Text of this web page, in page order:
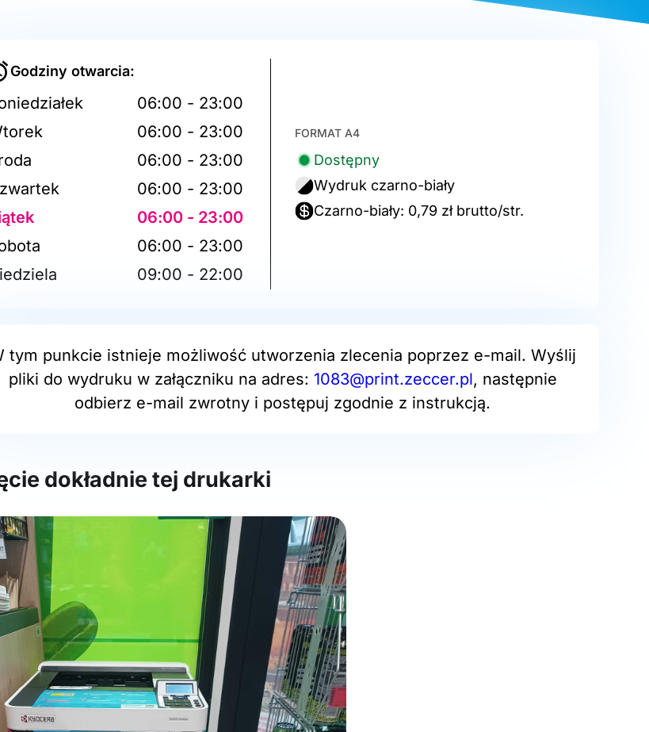
Godziny otwarcia:
06:00 - 23:00
06:00 - 23:00
06:00 - 23:00
06:00 - 23:00
06:00 - 23:00
06:00 - 23:00
09:00 - 22:00
FORMAT A4
Dostępny
Wydruk czarno-biały
Czarno-biały: 0,79 zł brutto/str.
tym punkcie istnieje możliwość utworzenia zlecenia poprzez e-mail. Wyślij
pliki do wydruku w załączniku na adres: 1083@print.zeccer.pl, następnie
odbierz e-mail zwrotny i postępuj zgodnie z instrukcją.
dokładnie tej drukarki